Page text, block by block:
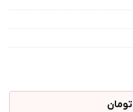
تومان